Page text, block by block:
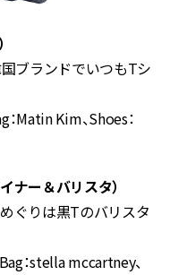
ブランドでいつもTシ
：Matin Kim、Shoes：
ナー＆バリスタ）
ぐりは黒Tのバリスタ
：stella mccartney、